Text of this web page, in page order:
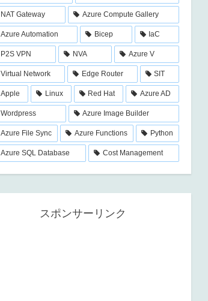
NAT Gateway Azure Compute Gallery
Azure Automation Bicep IaC
P2S VPN NVA Azure V
Virtual Network Edge Router SIT
Apple Linux Red Hat Azure AD
Wordpress Azure Image Builder
Azure File Sync Azure Functions Python
Azure SQL Database Cost Management
スポンサーリンク